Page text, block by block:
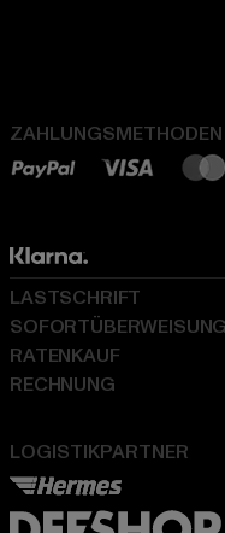
ZAHLUNGSMETHODEN
LOGISTIKPARTNER
LASTSCHRIFT
SOFORTÜBERWEISUNG
RATENKAUF
RECHNUNG